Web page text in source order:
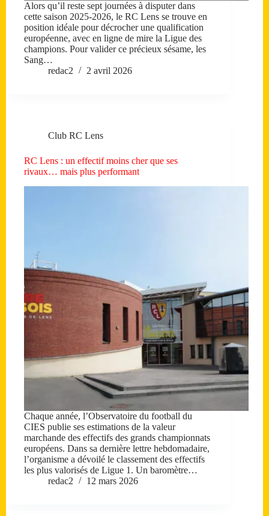
Alors qu’il reste sept journées à disputer dans
cette saison 2025-2026, le RC Lens se trouve en
position idéale pour décrocher une qualification
européenne, avec en ligne de mire la Ligue des
champions. Pour valider ce précieux sésame, les
Sang…
redac2
2 avril 2026
Club RC Lens
RC Lens : un effectif moins cher que ses
rivaux… mais plus performant
Chaque année, l’Observatoire du football du
CIES publie ses estimations de la valeur
marchande des effectifs des grands championnats
européens. Dans sa dernière lettre hebdomadaire,
l’organisme a dévoilé le classement des effectifs
les plus valorisés de Ligue 1. Un baromètre…
redac2
12 mars 2026